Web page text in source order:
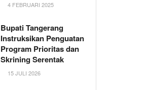
4 FEBRUARI 2025
Bupati Tangerang
Instruksikan Penguatan
Program Prioritas dan
Skrining Serentak
15 JULI 2026